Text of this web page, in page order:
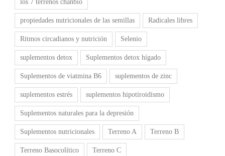
los 7 terrenos chanbio
propiedades nutricionales de las semillas Radicales libres
Ritmos circadianos y nutrición Selenio
suplementos detox Suplementos detox hígado
Suplementos de viatmina B6 suplementos de zinc
suplementos estrés suplementos hipotiroidismo
Suplementos naturales para la depresión
Suplementos nutricionales Terreno A Terreno B
Terreno Basocolítico Terreno C